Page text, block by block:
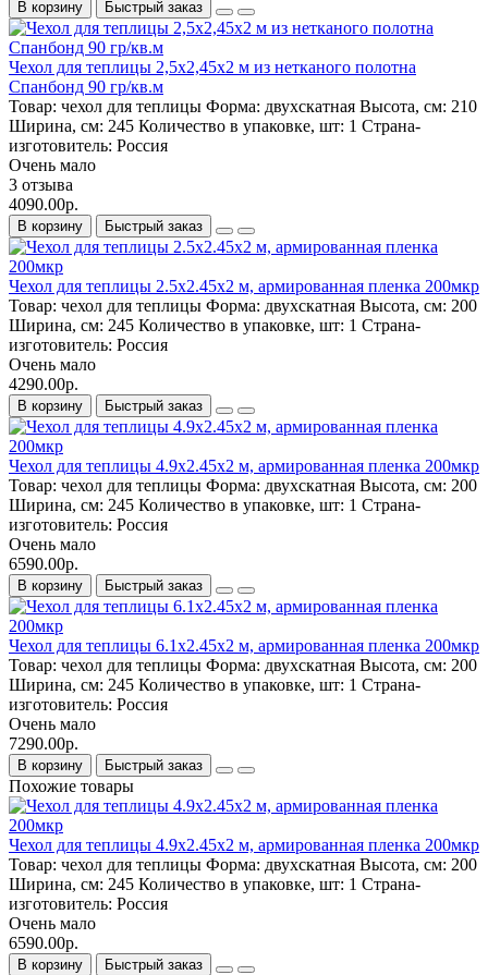
В корзину Быстрый заказ
Чехол для теплицы 2,5х2,45х2 м из нетканого полотна
Спанбонд 90 гр/кв.м
Товар: чехол для теплицы Форма: двухскатная Высота, см: 210
Ширина, см: 245 Количество в упаковке, шт: 1 Страна-
изготовитель: Россия
Очень мало
3 отзыва
4090.00р.
В корзину Быстрый заказ
Чехол для теплицы 2.5х2.45х2 м, армированная пленка 200мкр
Товар: чехол для теплицы Форма: двухскатная Высота, см: 200
Ширина, см: 245 Количество в упаковке, шт: 1 Страна-
изготовитель: Россия
Очень мало
4290.00р.
В корзину Быстрый заказ
Чехол для теплицы 4.9х2.45х2 м, армированная пленка 200мкр
Товар: чехол для теплицы Форма: двухскатная Высота, см: 200
Ширина, см: 245 Количество в упаковке, шт: 1 Страна-
изготовитель: Россия
Очень мало
6590.00р.
В корзину Быстрый заказ
Чехол для теплицы 6.1х2.45х2 м, армированная пленка 200мкр
Товар: чехол для теплицы Форма: двухскатная Высота, см: 200
Ширина, см: 245 Количество в упаковке, шт: 1 Страна-
изготовитель: Россия
Очень мало
7290.00р.
В корзину Быстрый заказ
Похожие товары
Чехол для теплицы 4.9х2.45х2 м, армированная пленка 200мкр
Товар: чехол для теплицы Форма: двухскатная Высота, см: 200
Ширина, см: 245 Количество в упаковке, шт: 1 Страна-
изготовитель: Россия
Очень мало
6590.00р.
В корзину Быстрый заказ